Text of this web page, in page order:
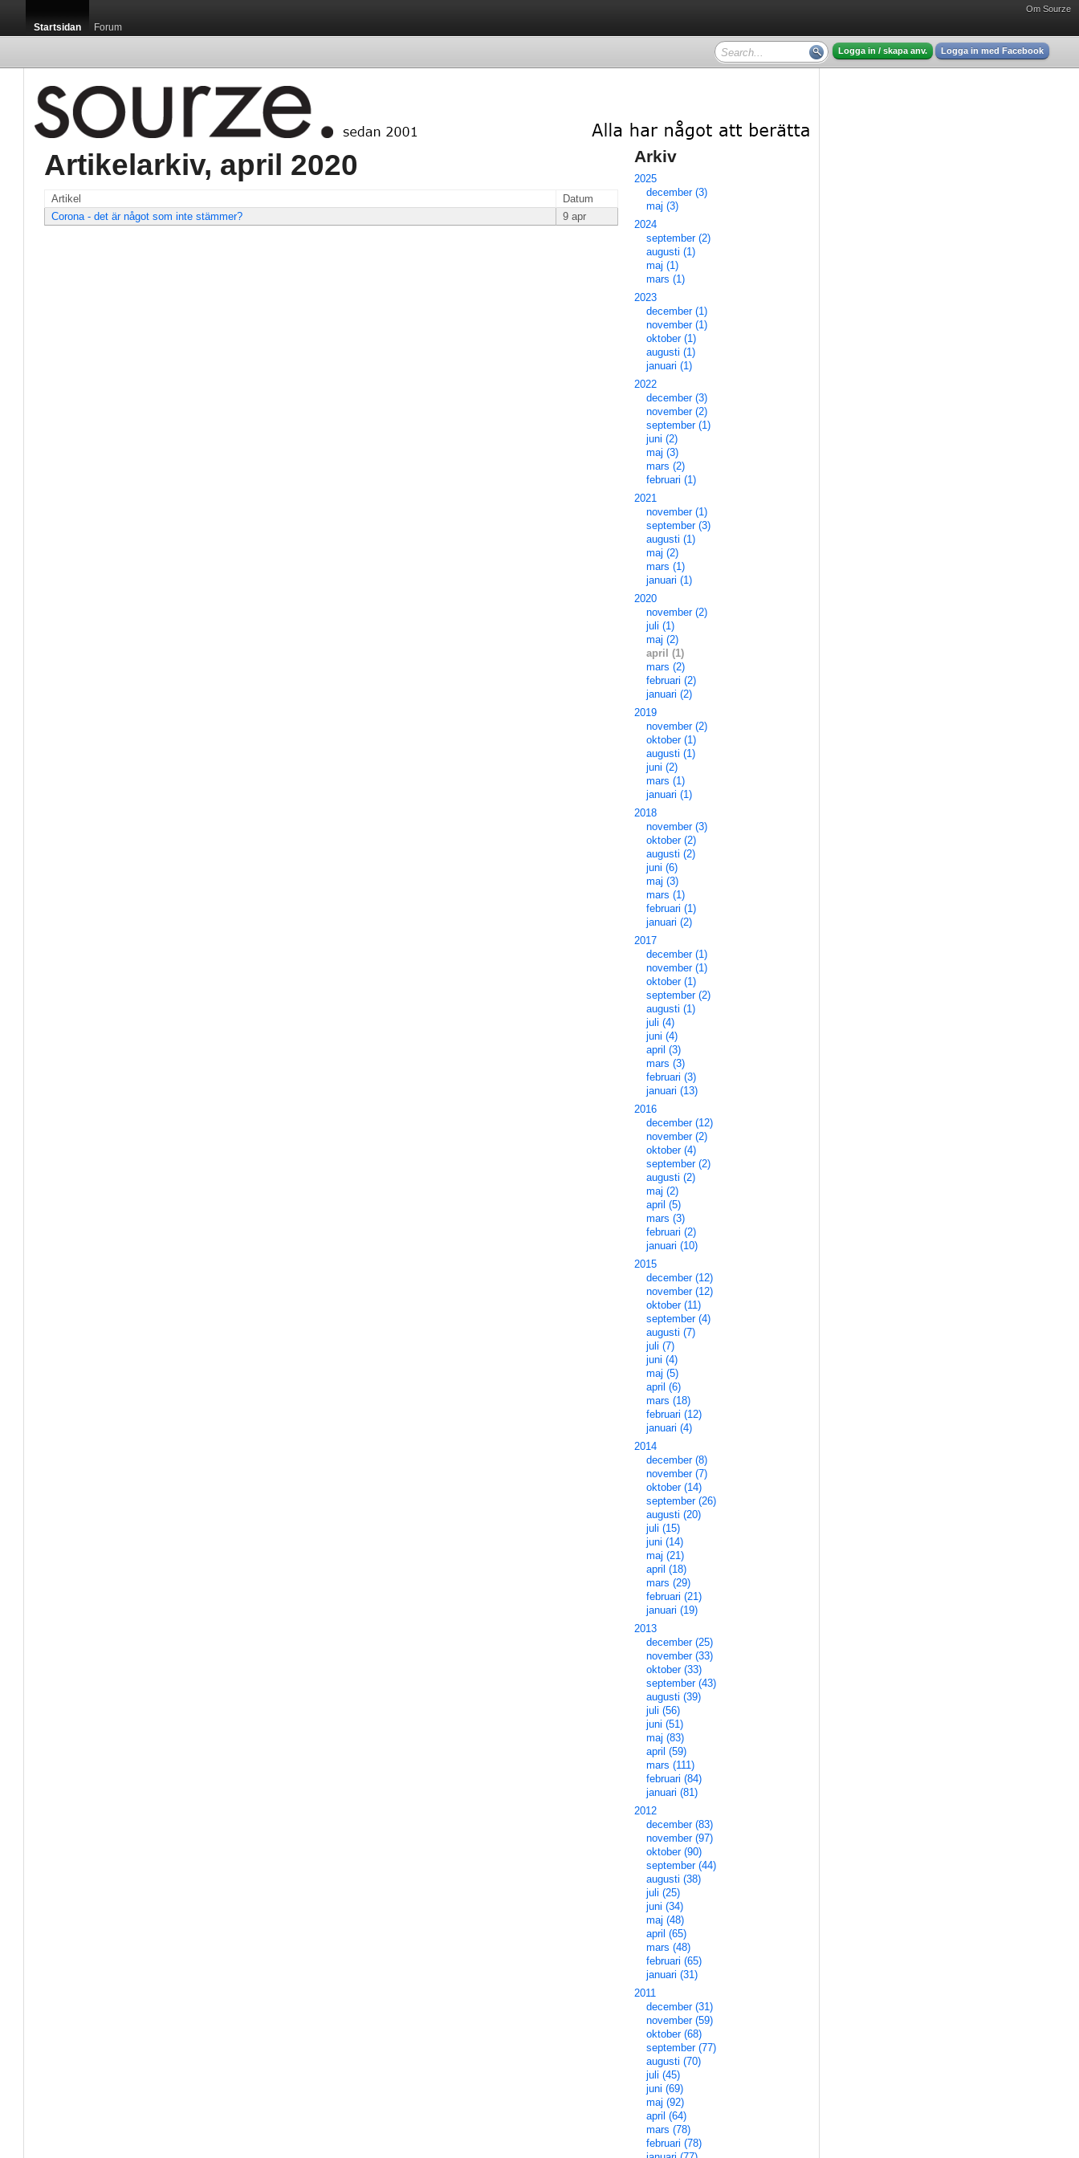
Om Sourze
Startsidan Forum
Logga in / skapa anv. Logga in med Facebook
Artikelarkiv, april 2020
Artikel
Datum
Corona - det är något som inte stämmer?
9 apr
Arkiv
2025
december (3)
maj (3)
2024
september (2)
augusti (1)
maj (1)
mars (1)
2023
december (1)
november (1)
oktober (1)
augusti (1)
januari (1)
2022
december (3)
november (2)
september (1)
juni (2)
maj (3)
mars (2)
februari (1)
2021
november (1)
september (3)
augusti (1)
maj (2)
mars (1)
januari (1)
2020
november (2)
juli (1)
maj (2)
april (1)
mars (2)
februari (2)
januari (2)
2019
november (2)
oktober (1)
augusti (1)
juni (2)
mars (1)
januari (1)
2018
november (3)
oktober (2)
augusti (2)
juni (6)
maj (3)
mars (1)
februari (1)
januari (2)
2017
december (1)
november (1)
oktober (1)
september (2)
augusti (1)
juli (4)
juni (4)
april (3)
mars (3)
februari (3)
januari (13)
2016
december (12)
november (2)
oktober (4)
september (2)
augusti (2)
maj (2)
april (5)
mars (3)
februari (2)
januari (10)
2015
december (12)
november (12)
oktober (11)
september (4)
augusti (7)
juli (7)
juni (4)
maj (5)
april (6)
mars (18)
februari (12)
januari (4)
2014
december (8)
november (7)
oktober (14)
september (26)
augusti (20)
juli (15)
juni (14)
maj (21)
april (18)
mars (29)
februari (21)
januari (19)
2013
december (25)
november (33)
oktober (33)
september (43)
augusti (39)
juli (56)
juni (51)
maj (83)
april (59)
mars (111)
februari (84)
januari (81)
2012
december (83)
november (97)
oktober (90)
september (44)
augusti (38)
juli (25)
juni (34)
maj (48)
april (65)
mars (48)
februari (65)
januari (31)
2011
december (31)
november (59)
oktober (68)
september (77)
augusti (70)
juli (45)
juni (69)
maj (92)
april (64)
mars (78)
februari (78)